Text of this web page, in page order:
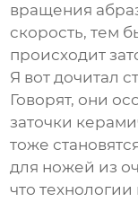
вращения
скорость, тем
происходит
Я вот дочитал
Говорят, они
заточки
тоже
для ножей из
что технологии